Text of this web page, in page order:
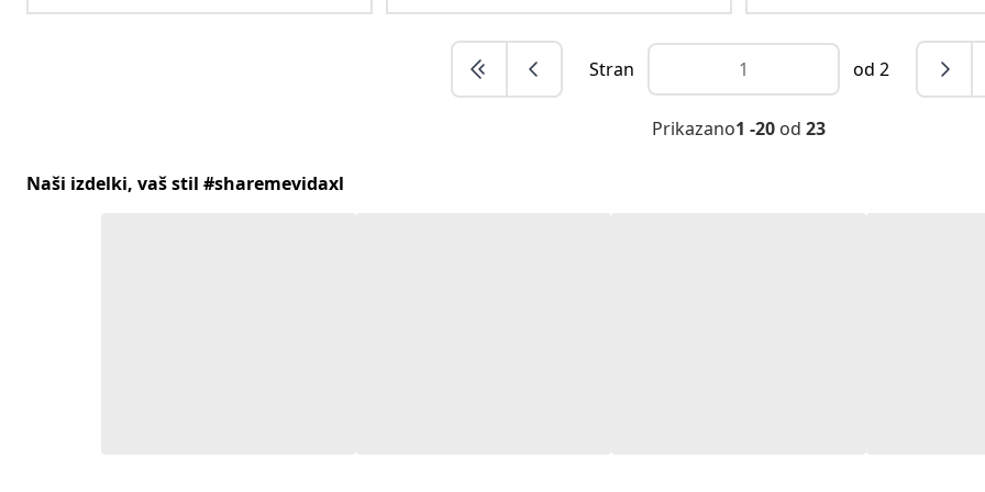
Stran od 2
Prikazano1 -20 od 23
Naši izdelki, vaš stil #sharemevidaxl